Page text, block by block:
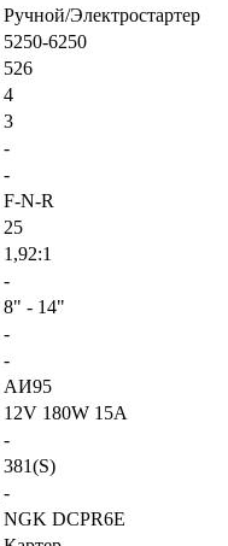
Ручной/Электростартер
5250-6250
526
4
3
-
-
F-N-R
25
1,92:1
-
8" - 14"
-
-
АИ95
12V 180W 15A
-
381(S)
-
NGK DCPR6E